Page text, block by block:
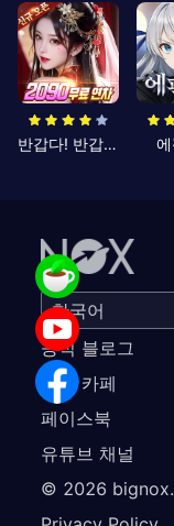
반갑다! 반갑삼국지
공식 블로그
공식 카페
페이스북
유튜브 채널
© 2026